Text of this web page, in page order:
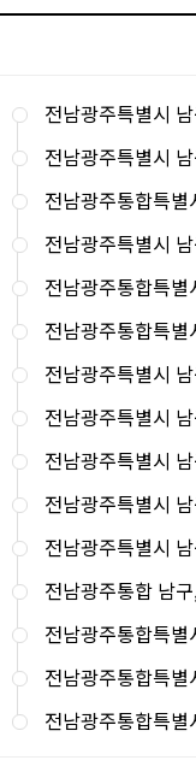
전남광주특별시
전남광주특별시
전남광주통합특
전남광주특별시
전남광주통합특
전남광주통합특
전남광주특별시
전남광주특별시
전남광주특별시
전남광주특별시
전남광주특별시
전남광주통합 남
전남광주통합특
전남광주통합특
전남광주통합특